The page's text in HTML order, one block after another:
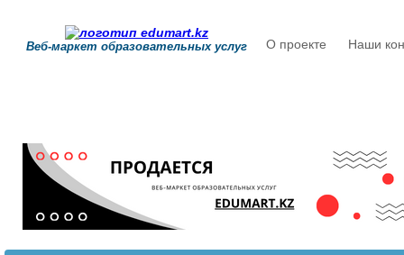
Веб-маркет образовательных услуг О проекте Наши